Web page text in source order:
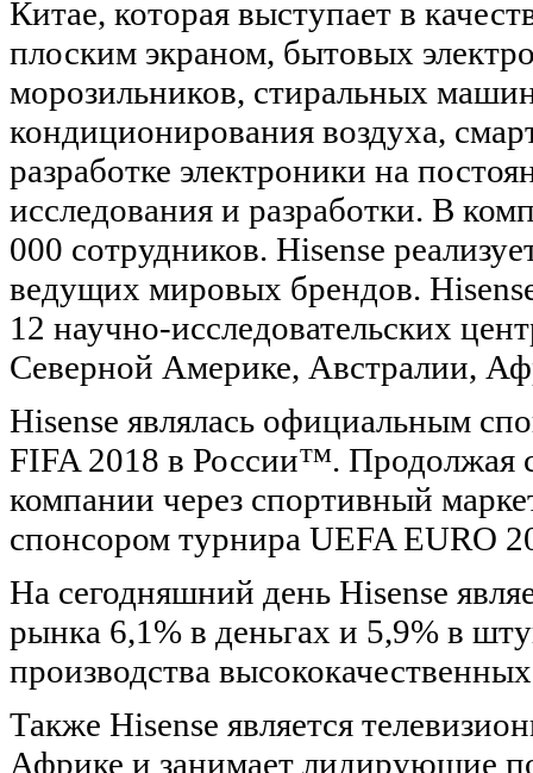
Китае, которая выступает в
плоским экраном, бытовых
морозильников, стиральных
кондиционирования воздуха,
разработке электроники на
исследования и разработки. В
000 сотрудников. Hisense
ведущих мировых брендов.
12 научно-исследовательских
Северной Америке, Австралии,
Hisense являлась официальным
FIFA 2018 в России™. Продолжая
компании через спортивный
спонсором турнира UEFA EURO
На сегодняшний день Hisense
рынка 6,1% в деньгах и 5,9% в
производства
Также Hisense является
Африке и занимает лидирующие